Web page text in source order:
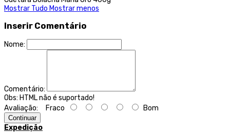
Mostrar Tudo Mostrar menos
Inserir Comentário
Nome:
Comentário:
Obs: HTML não é suportado!
Avaliação: Fraco Bom
Continuar
Expedição